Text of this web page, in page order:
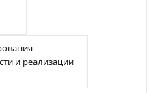
и реализации